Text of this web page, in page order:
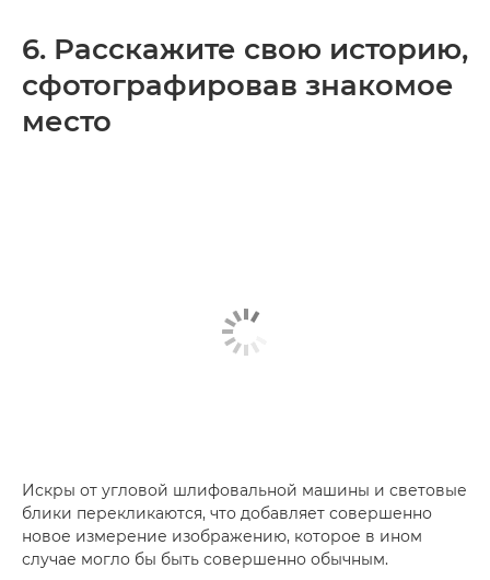
6. Расскажите свою историю,
сфотографировав знакомое
место
Искры от угловой шлифовальной машины и световые
блики перекликаются, что добавляет совершенно
новое измерение изображению, которое в ином
случае могло бы быть совершенно обычным.